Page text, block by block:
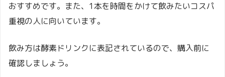
おすすめです。また、1本を時間をかけて飲みたいコスパ
重視の人に向いています。
飲み方は酵素ドリンクに表記されているので、購入前に
確認しましょう。